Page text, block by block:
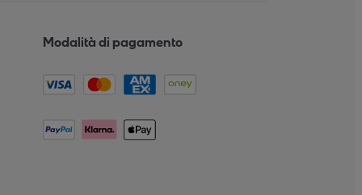
Modalità di pagamento